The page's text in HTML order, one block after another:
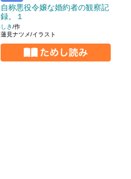
自称悪役令嬢な婚約者の観察記
録。１
しき/作
蓮見ナツメ/イラスト